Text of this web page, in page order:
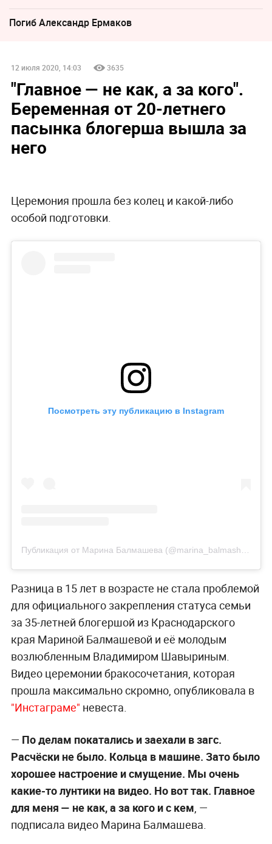
Погиб Александр Ермаков
12 июля 2020, 14:03 3635
"Главное — не как, а за кого".
Беременная от 20-летнего
пасынка блогерша вышла за
него
Церемония прошла без колец и какой-либо
особой подготовки.
Посмотреть эту публикацию в Instagram
Разница в 15 лет в возрасте не стала проблемой
для официального закрепления статуса семьи
за 35-летней блогершой из Краснодарского
края Мариной Балмашевой и её молодым
возлюбленным Владимиром Шавыриным.
Видео церемонии бракосочетания, которая
прошла максимально скромно, опубликовала в
"Инстаграме" невеста.
— По делам покатались и заехали в загс.
Расчёски не было. Кольца в машине. Зато было
хорошее настроение и смущение. Мы очень
какие-то лунтики на видео. Но вот так. Главное
для меня — не как, а за кого и с кем, —
подписала видео Марина Балмашева.